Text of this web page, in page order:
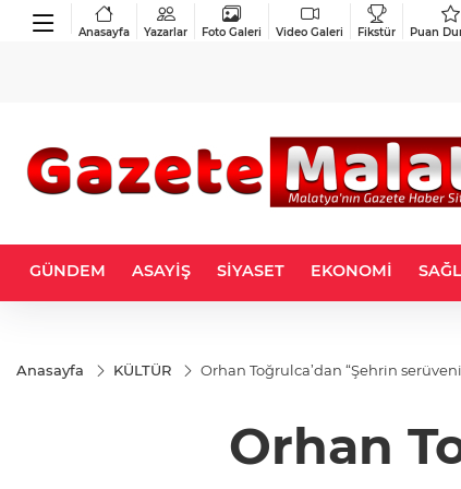
Anasayfa Yazarlar Foto Galeri Video Galeri Fikstür Puan
GÜNDEM ASAYİŞ SİYASET EKONOMİ
Anasayfa KÜLTÜR Orhan Toğrulca’dan “Şehrin serüveni…
Orhan